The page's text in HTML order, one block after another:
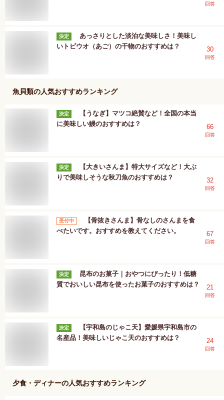
回答
決定
あっさりとした淡泊な美味しさ！美味し
いトビウオ（あご）の干物のおすすめは？
30
回答
魚貝類の人気おすすめランキング
決定
【うなぎ】マツコ絶賛など！全国の本当
に美味しい鰻のおすすめは？
66
回答
決定
【大きいさんま】特大サイズなど！大ぶ
りで美味しそうな秋刀魚のおすすめは？
32
回答
受付中
【骨抜きさんま】骨なしのさんまを食
べたいです。おすすめを教えてください。
67
回答
決定
昆布のお菓子｜おやつにぴったり！低糖
質でおいしい昆布を使ったお菓子のおすすめは？
21
回答
決定
【宇和島のじゃこ天】愛媛県宇和島市の
名産品！美味しいじゃこ天のおすすめは？
24
回答
夕食・ディナーの人気おすすめランキング